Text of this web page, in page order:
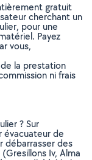
gratuit
cherchant un
pour une
Payez
vous,
la prestation
ni frais
? Sur
évacuateur de
débarrasser des
Iv, Alma